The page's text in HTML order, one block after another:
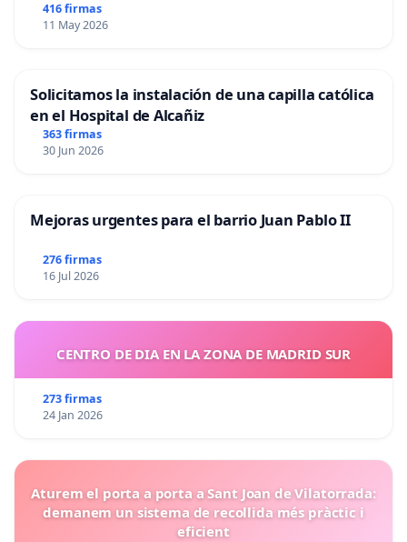
416 firmas
11 May 2026
Solicitamos la instalación de una capilla católica
en el Hospital de Alcañiz
363 firmas
30 Jun 2026
Mejoras urgentes para el barrio Juan Pablo II
276 firmas
16 Jul 2026
CENTRO DE DIA EN LA ZONA DE MADRID SUR
273 firmas
24 Jan 2026
Aturem el porta a porta a Sant Joan de Vilatorrada:
demanem un sistema de recollida més pràctic i
eficient